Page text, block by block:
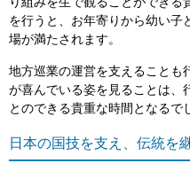
り組みを生で観ることができ
を行うと、お年寄りから幼い子
場が満たされます。
地方巡業の運営を支えることも
が喜んでいる姿を見ることは、
とのできる貴重な時間となるで
日本の国技を支え、伝統を